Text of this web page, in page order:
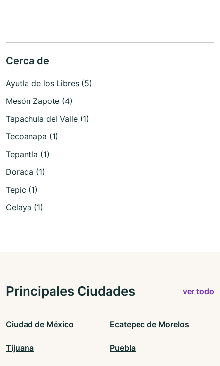
Cerca de
Ayutla de los Libres (5)
Mesón Zapote (4)
Tapachula del Valle (1)
Tecoanapa (1)
Tepantla (1)
Dorada (1)
Tepic (1)
Celaya (1)
Principales Ciudades ver todo
Ciudad de México Ecatepec de Morelos
Tijuana Puebla